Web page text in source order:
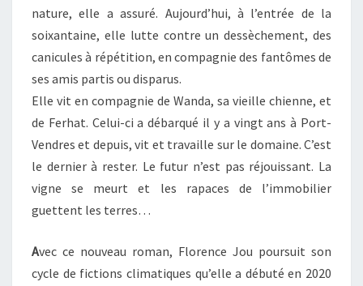
nature, elle a assuré. Aujourd’hui, à l’entrée de la
soixantaine, elle lutte contre un dessèchement, des
canicules à répétition, en compagnie des fantômes de
ses amis partis ou disparus.
Elle vit en compagnie de Wanda, sa vieille chienne, et
de Ferhat. Celui-ci a débarqué il y a vingt ans à Port-
Vendres et depuis, vit et travaille sur le domaine. C’est
le dernier à rester. Le futur n’est pas réjouissant. La
vigne se meurt et les rapaces de l’immobilier
guettent les terres…
Avec ce nouveau roman, Florence Jou poursuit son
cycle de fictions climatiques qu’elle a débuté en 2020